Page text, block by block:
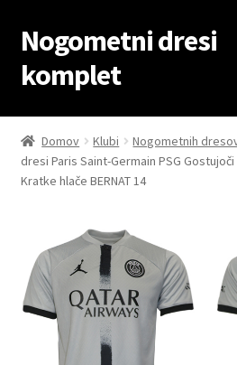
Skip
to
navigation
Skip
to
content
Nogometni dresi
komplet
Domov
Blog
Košarica
Moj račun
Trgovina
Domov Klubi Nogometnih
dresi Paris Saint-Germain PSG
Kratke hlače BERNAT 14